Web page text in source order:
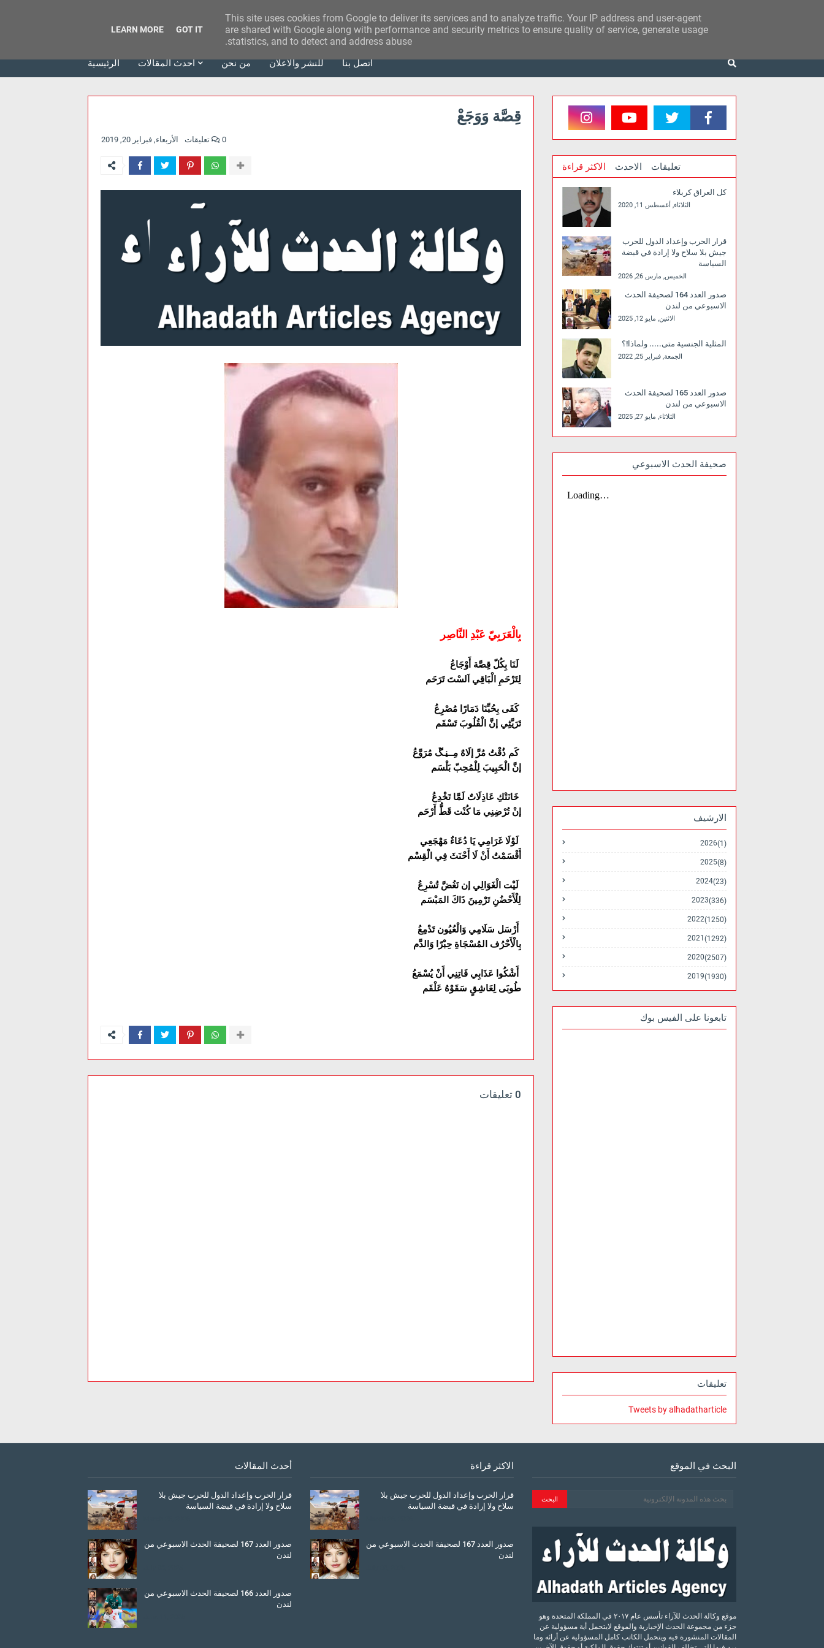
وكالة الحدث للآراء
الرئيسية أحدث المقالات من نحن للنشر والاعلان أتصل بنا
قِصَّة وَوَجَعْ
الأربعاء, فبراير 20, 2019 0 تعليقات
بِالْعَرَبِيّ عَبْدِ النَّاصِر
لِتَرْحَمِ الْبَاقِي اَلسْتَ تَرَحَم
كَفَى بِحُبِّنَا دَمَارًا مُصْرِعُ
تَرَيَّثِي إنََّ الْقُلُوبَ تَسْقَم
كَم ذُقْتُ مُرَّ إلَاهٌ مِــڼـڱ مُرَوَّعُ
إنَّ الْحَبِيبَ لِلْمُحِبّ بَلْسَم
إنْ تُرْضِنِي مَا كُنْت قَطُّ أَرْحَم
أَقْسَمْتُ أَنْ لَا أَحْنَثَ فِي الْقِسْم
لِلْأَحْضُنِ تَرْمِينَ ذَاكَ المَبْسَم
بِالْأَحْرُف المُسْجَاةِ حِبْرًا وَالدَّم
طُوبَى لِعَاشِقٍ سَقَوْهُ عَلْقَم
0 تعليقات
الاكثر قراءة الاحدث تعليقات
كل العراق كربلاء
الثلاثاء, أغسطس 11, 2020
قرار الحرب وإعداد الدول للحرب
جيش بلا سلاح ولا إرادة في قبضة
السياسة
الخميس, مارس 26, 2026
صدور العدد 164 لصحيفة الحدث
الاسبوعي من لندن
الاثنين, مايو 12, 2025
المثلية الجنسية متى..... ولماذا!؟
الجمعة, فبراير 25, 2022
صدور العدد 165 لصحيفة الحدث
الاسبوعي من لندن
الثلاثاء, مايو 27, 2025
صحيفة الحدث الاسبوعي
الارشيف
2026 (1)
2025 (8)
2024 (23)
2023 (336)
2022 (1250)
2021 (1292)
2020 (2507)
2019 (1930)
تابعونا على الفيس بوك
تعليقات
Tweets by alhadatharticle
البحث في الموقع
موقع وكالة الحدث للآراء تأسس عام ٢٠١٧ في المملكة المتحدة وهو
جزء من مجموعة الحدث الإخبارية والموقع لايتحمل أية مسؤولية عن
المقالات المنشورة فيه ويتحمل الكاتب كامل المسؤولية عن أرائه وما
الاكثر قراءة
قرار الحرب وإعداد الدول للحرب جيش بلا
سلاح ولا إرادة في قبضة السياسة
صدور العدد 167 لصحيفة الحدث الاسبوعي من
لندن
أحدث المقالات
قرار الحرب وإعداد الدول للحرب جيش بلا
سلاح ولا إرادة في قبضة السياسة
صدور العدد 167 لصحيفة الحدث الاسبوعي من
لندن
صدور العدد 166 لصحيفة الحدث الاسبوعي من
لندن
This site uses cookies from Google to deliver its services and to analyze traffic. Your IP address and user-agent
are shared with Google along with performance and security metrics to ensure quality of service, generate usage
statistics, and to detect and address abuse.
LEARN MORE GOT IT